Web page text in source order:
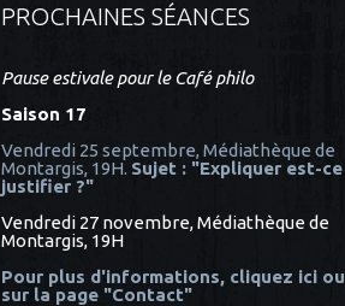
PROCHAINES SÉANCES
Pause estivale pour le Café philo
Saison 17
Vendredi 25 septembre, Médiathèque de
Montargis, 19H. Sujet : "Expliquer est-ce
justifier ?"
Vendredi 27 novembre, Médiathèque de
Montargis, 19H
Pour plus d'informations, cliquez ici ou
sur la page "Contact"